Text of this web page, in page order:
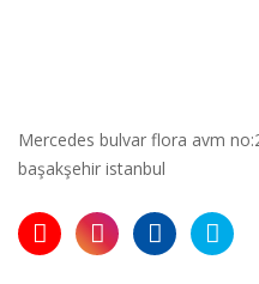
Mercedes bulvar flora avm
başakşehir istanbul